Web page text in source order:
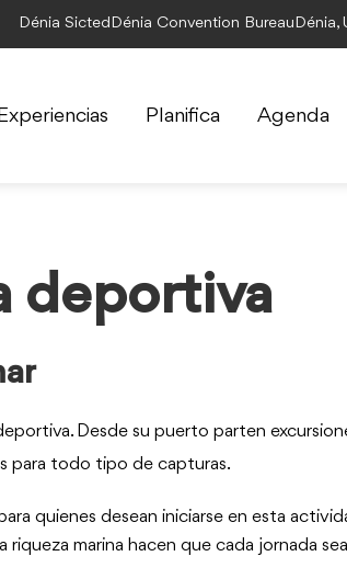
Dénia Sicted Dénia Convention Bureau Dénia,
Experiencias Planifica Agenda
deportiva
Desde su puerto parten
para todo tipo de capturas.
quienes desean iniciarse en esta
marina hacen que cada jornada